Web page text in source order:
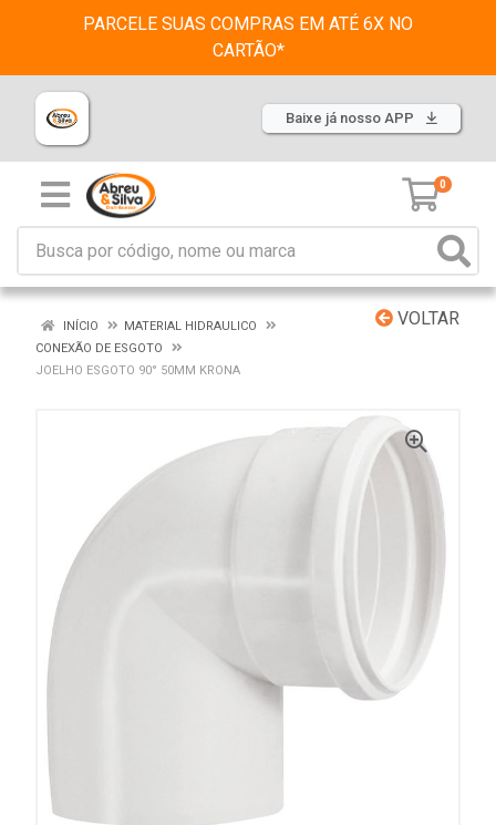
PARCELE SUAS COMPRAS EM ATÉ 6X NO
CARTÃO*
Baixe já nosso APP
0
VOLTAR
INÍCIO
MATERIAL HIDRAULICO
CONEXÃO DE ESGOTO
JOELHO ESGOTO 90° 50MM KRONA